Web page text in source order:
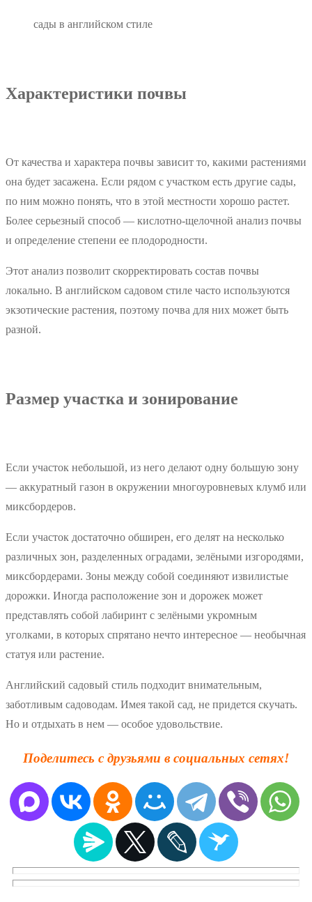
сады в английском стиле
Характеристики почвы
От качества и характера почвы зависит то, какими растениями
она будет засажена. Если рядом с участком есть другие сады,
по ним можно понять, что в этой местности хорошо растет.
Более серьезный способ — кислотно-щелочной анализ почвы
и определение степени ее плодородности.
Этот анализ позволит скорректировать состав почвы
локально. В английском садовом стиле часто используются
экзотические растения, поэтому почва для них может быть
разной.
Размер участка и зонирование
Если участок небольшой, из него делают одну большую зону
— аккуратный газон в окружении многоуровневых клумб или
миксбордеров.
Если участок достаточно обширен, его делят на несколько
различных зон, разделенных оградами, зелёными изгородями,
миксбордерами. Зоны между собой соединяют извилистые
дорожки. Иногда расположение зон и дорожек может
представлять собой лабиринт с зелёными укромным
уголками, в которых спрятано нечто интересное — необычная
статуя или растение.
Английский садовый стиль подходит внимательным,
заботливым садоводам. Имея такой сад, не придется скучать.
Но и отдыхать в нем — особое удовольствие.
Поделитесь с друзьями в социальных сетях!